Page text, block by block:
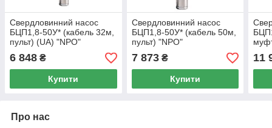
Свердловинний насос
БЦП1,8-50У* (кабель 32м,
пульт) (UA) "NPO"
6 848 ₴
Купити
Свердловинний насос
БЦП1,8-50У* (кабель 50м,
пульт) "NPO"
7 873₴
Купити
11
Про нас